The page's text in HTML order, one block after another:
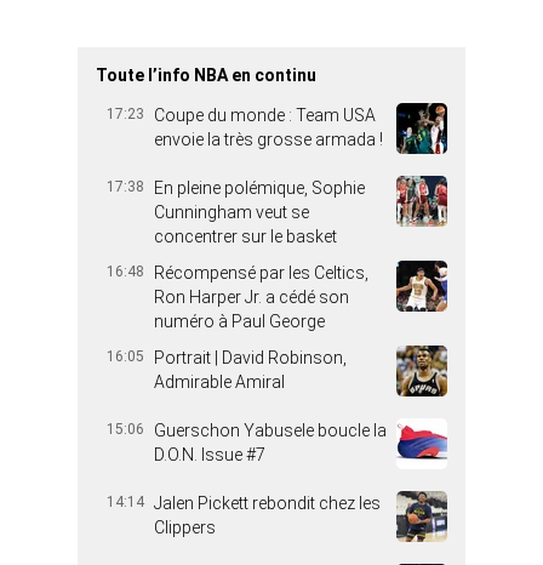
Toute l’info NBA en continu
17:23
Coupe du monde : Team USA
envoie la très grosse armada !
17:38
En pleine polémique, Sophie
Cunningham veut se
concentrer sur le basket
16:48
Récompensé par les Celtics,
Ron Harper Jr. a cédé son
numéro à Paul George
16:05
Portrait | David Robinson,
Admirable Amiral
15:06
Guerschon Yabusele boucle la
D.O.N. Issue #7
14:14 Jalen Pickett rebondit chez les
Clippers